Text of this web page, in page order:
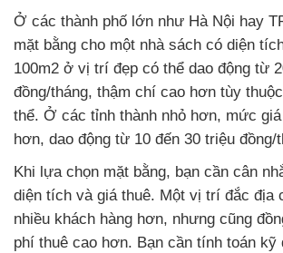
Ở các thành phố lớn như Hà Nội hay
mặt bằng cho một nhà sách có diện
100m2 ở vị trí đẹp có thể dao động từ
đồng/tháng, thậm chí cao hơn tùy
thể. Ở các tỉnh thành nhỏ hơn, mức
hơn, dao động từ 10 đến 30 triệu đồng/
Khi lựa chọn mặt bằng, bạn cần cân
diện tích và giá thuê. Một vị trí đắc địa
nhiều khách hàng hơn, nhưng cũng
phí thuê cao hơn. Bạn cần tính toán kỹ